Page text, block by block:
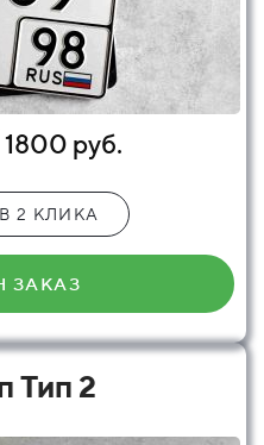
1800 руб.
2 КЛИКА
ЗАКАЗ
Тип 2